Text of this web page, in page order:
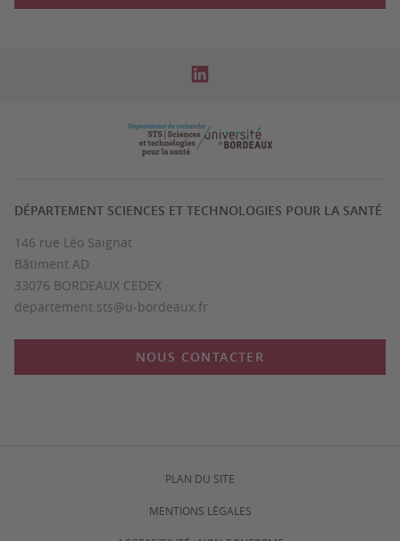
DÉPARTEMENT SCIENCES ET TECHNOLOGIES POUR LA SANTÉ
146 rue Léo Saignat
Bâtiment AD
33076 BORDEAUX CEDEX
departement.sts@u-bordeaux.fr
NOUS CONTACTER
PLAN DU SITE
MENTIONS LÉGALES